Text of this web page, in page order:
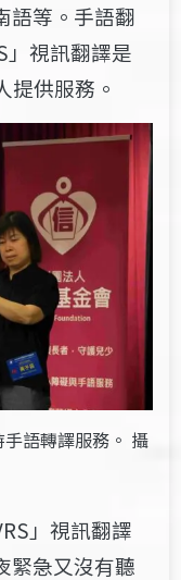
語等。手語翻
」視訊翻譯是
提供服務。
語轉譯服務。 攝
」視訊翻譯
緊急又沒有聽